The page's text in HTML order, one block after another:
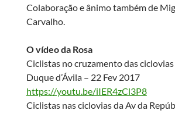
Colaboração e ânimo também de
Carvalho.
O vídeo da Rosa
Ciclistas no cruzamento das
Duque d’Ávila – 22 Fev 2017
https://youtu.be/iIER4zCl3P8
Ciclistas nas ciclovias da Av da